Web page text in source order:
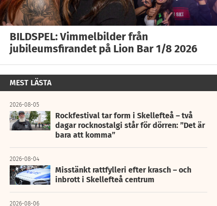
BILDSPEL: Vimmelbilder från
jubileumsfirandet på Lion Bar 1/8 2026
MEST LÄSTA
2026-08-05
Rockfestival tar form i Skellefteå – två
dagar rocknostalgi står för dörren: ”Det är
bara att komma”
2026-08-04
Misstänkt rattfylleri efter krasch – och
inbrott i Skellefteå centrum
2026-08-06